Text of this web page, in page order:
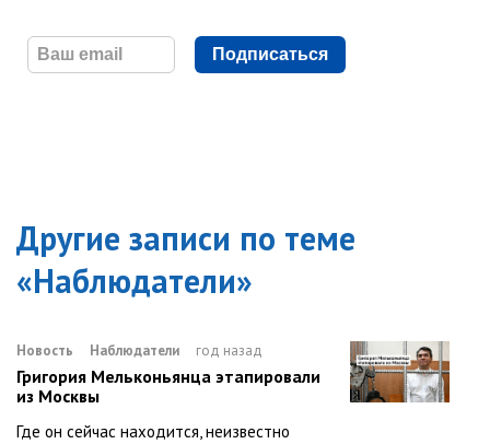
Подписаться
Другие записи по теме
«Наблюдатели»
Новость Наблюдатели год назад
Григория Мельконьянца этапировали
из Москвы
Где он сейчас находится, неизвестно